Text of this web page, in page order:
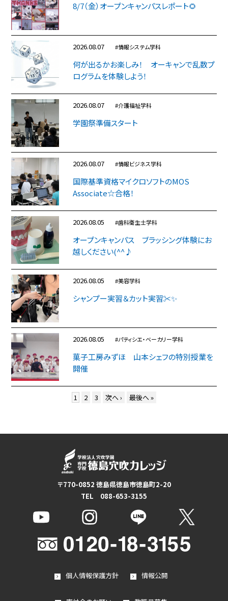
8/7（金）オープンキャンパスレポート🌻
2026.08.07 #情報システム学科
何が出るかお楽しみ！ オーキャンで乱数プ
ログラムを体験しよう！
2026.08.07 #介護福祉学科
学園祭準備スタート
2026.08.07 #情報ビジネス学科
国際基準資格マイクロソフトのMOS
Associate☆合格！
2026.08.05 #歯科衛生士学科
オープンキャンパス ブラッシング体験にお
越しください(^^♪
2026.08.05 #美容学科
シャンプー実習＆カット実習✂✨
2026.08.05 #パティシエ・ベーカリー学科
菓子工房みずほ 山本シェフの特別授業を
開催
1 2 3 次へ › 最後へ »
〒770-0852 徳島県徳島市徳島町2-20
TEL 088-653-3155
個人情報保護方針 情報公開